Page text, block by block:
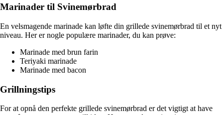
Marinader til Svinemørbrad
En velsmagende marinade kan løfte din grillede svinemørbrad til et nyt
niveau. Her er nogle populære marinader, du kan prøve:
Marinade med brun farin
Teriyaki marinade
Marinade med bacon
Grillningstips
For at opnå den perfekte grillede svinemørbrad er det vigtigt at have